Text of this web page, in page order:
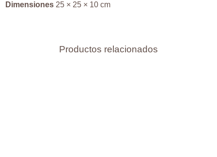
Dimensiones 25 × 25 × 10 cm
Productos relacionados